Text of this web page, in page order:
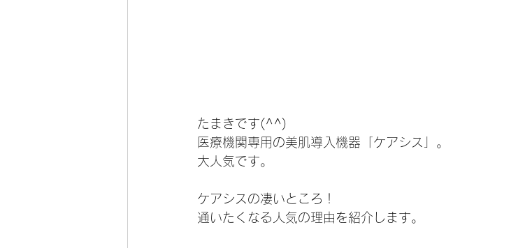
たまきです(^^)
医療機関専用の美肌導入機器「ケアシス」。
大人気です。
ケアシスの凄いところ！
通いたくなる人気の理由を紹介します。